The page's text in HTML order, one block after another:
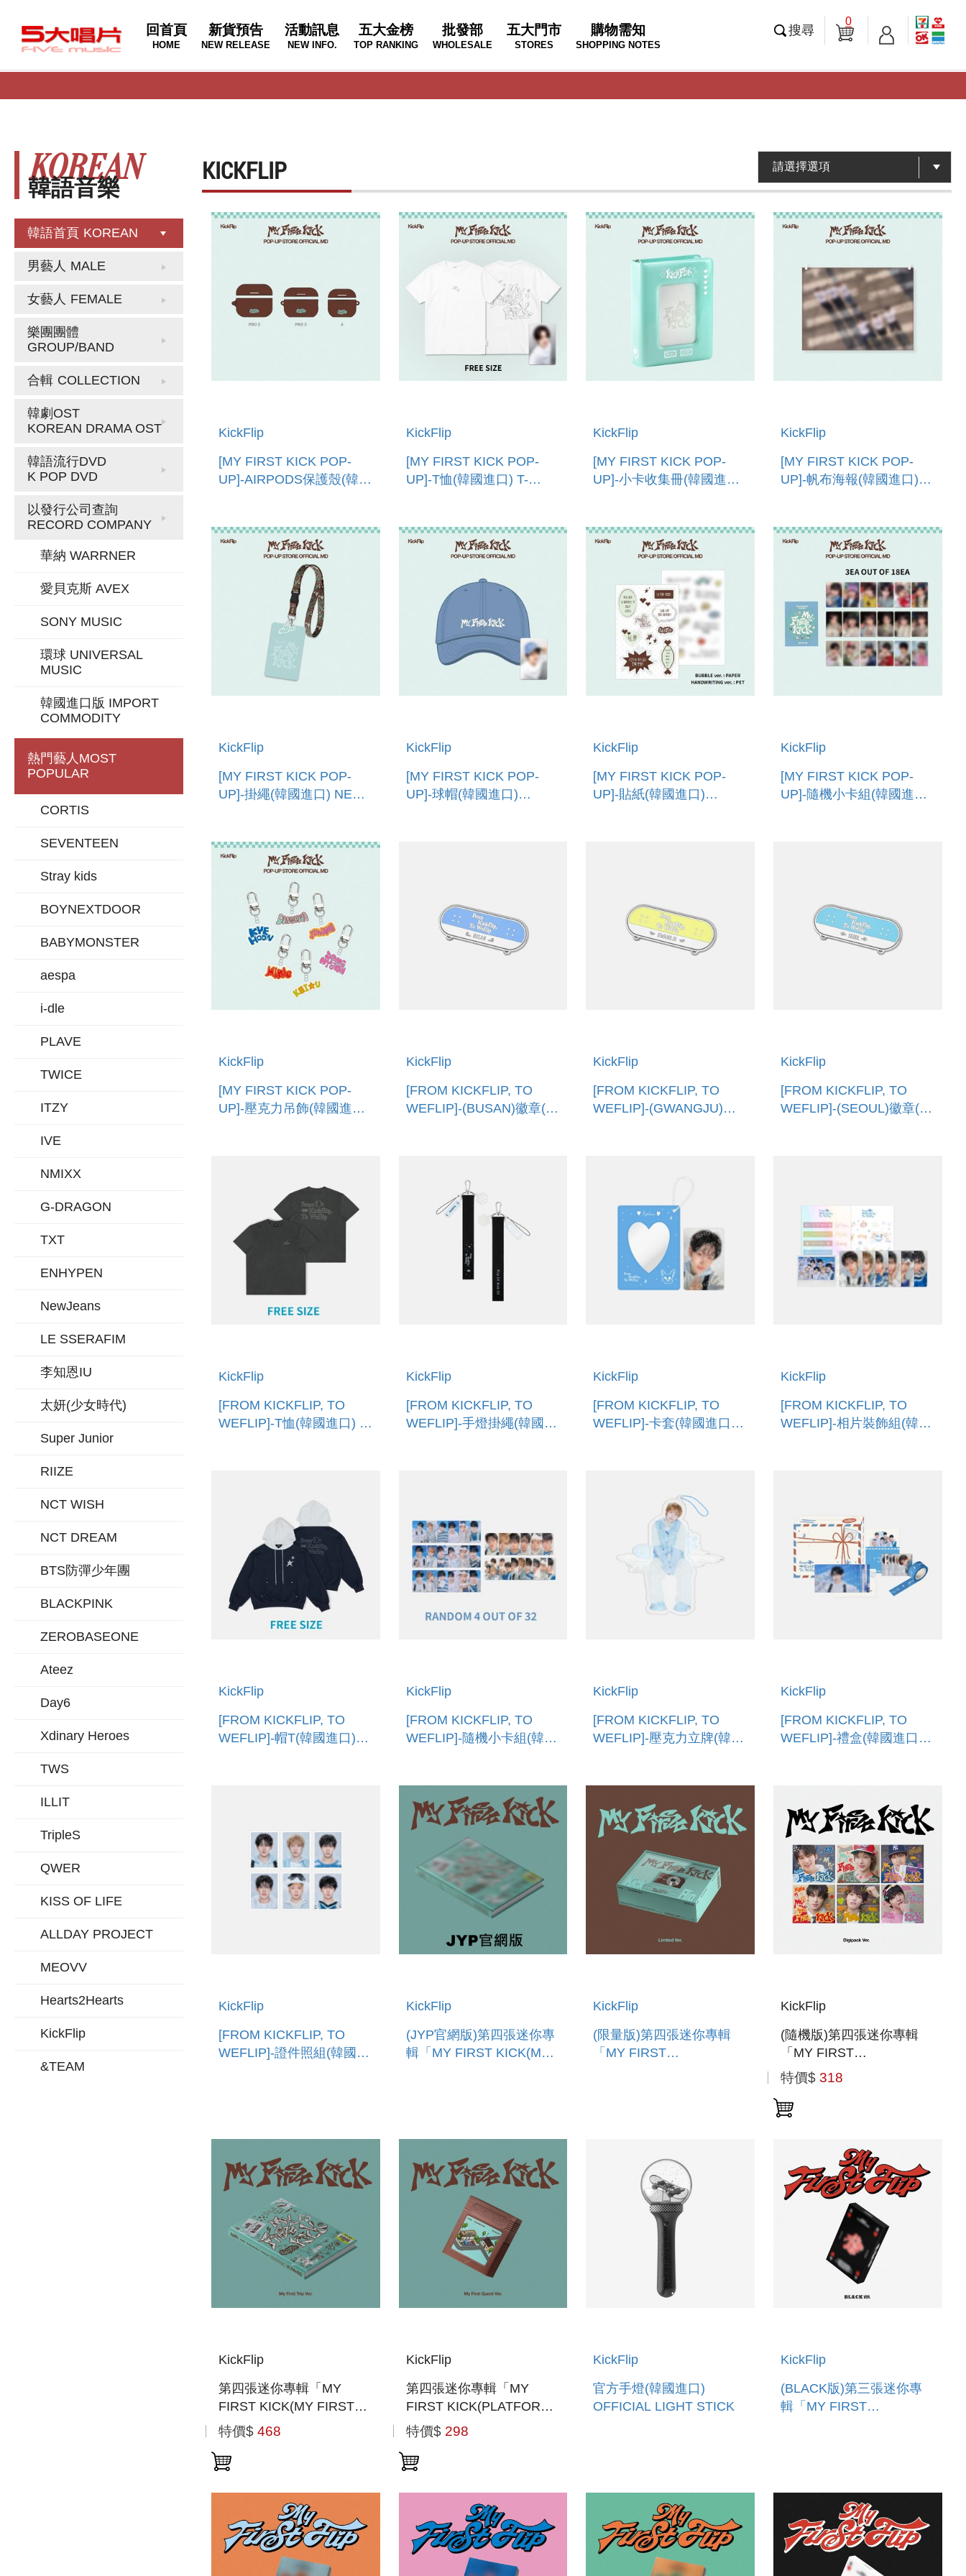
回首頁
HOME
新貨預告
NEW RELEASE
活動訊息
NEW INFO.
五大金榜
TOP RANKING
批發部
WHOLESALE
五大門市
STORES
購物需知
SHOPPING NOTES
搜尋
0
韓語音樂
KOREAN
韓語首頁 KOREAN
男藝人 MALE
女藝人 FEMALE
樂團團體
GROUP/BAND
合輯 COLLECTION
韓劇OST
KOREAN DRAMA OST
韓語流行DVD
K POP DVD
以發行公司查詢
RECORD COMPANY
華納 WARRNER
愛貝克斯 AVEX
SONY MUSIC
環球 UNIVERSAL
MUSIC
韓國進口版 IMPORT
COMMODITY
熱門藝人 MOST
POPULAR
CORTIS
SEVENTEEN
Stray kids
BOYNEXTDOOR
BABYMONSTER
aespa
i-dle
PLAVE
TWICE
ITZY
IVE
NMIXX
G-DRAGON
TXT
ENHYPEN
NewJeans
LE SSERAFIM
李知恩IU
太妍(少女時代)
Super Junior
RIIZE
NCT WISH
NCT DREAM
BTS防彈少年團
BLACKPINK
ZEROBASEONE
Ateez
Day6
Xdinary Heroes
TWS
ILLIT
TripleS
QWER
KISS OF LIFE
ALLDAY PROJECT
MEOVV
Hearts2Hearts
KickFlip
&TEAM
KICKFLIP
KickFlip
[MY FIRST KICK POP-
UP]-AIRPODS保護殼(韓國
KickFlip
[MY FIRST KICK POP-
UP]-T恤(韓國進口) T-
KickFlip
[MY FIRST KICK POP-
UP]-小卡收集冊(韓國進口)
KickFlip
[MY FIRST KICK POP-
UP]-帆布海報(韓國進口)
KickFlip
[MY FIRST KICK POP-
UP]-掛繩(韓國進口) NECK
KickFlip
[MY FIRST KICK POP-
UP]-球帽(韓國進口)
KickFlip
[MY FIRST KICK POP-
UP]-貼紙(韓國進口)
KickFlip
[MY FIRST KICK POP-
UP]-隨機小卡組(韓國進口)
KickFlip
[MY FIRST KICK POP-
UP]-壓克力吊飾(韓國進口)
KickFlip
[FROM KICKFLIP, TO
WEFLIP]-(BUSAN)徽章(韓
KickFlip
[FROM KICKFLIP, TO
WEFLIP]-(GWANGJU)徽
KickFlip
[FROM KICKFLIP, TO
WEFLIP]-(SEOUL)徽章(韓
KickFlip
[FROM KICKFLIP, TO
WEFLIP]-T恤(韓國進口) T-
KickFlip
[FROM KICKFLIP, TO
WEFLIP]-手燈掛繩(韓國進
KickFlip
[FROM KICKFLIP, TO
WEFLIP]-卡套(韓國進口)
KickFlip
[FROM KICKFLIP, TO
WEFLIP]-相片裝飾組(韓國
KickFlip
[FROM KICKFLIP, TO
WEFLIP]-帽T(韓國進口)
KickFlip
[FROM KICKFLIP, TO
WEFLIP]-隨機小卡組(韓國
KickFlip
[FROM KICKFLIP, TO
WEFLIP]-壓克力立牌(韓國
KickFlip
[FROM KICKFLIP, TO
WEFLIP]-禮盒(韓國進口)
KickFlip
[FROM KICKFLIP, TO
WEFLIP]-證件照組(韓國進
KickFlip
(JYP官網版)第四張迷你專
輯「MY FIRST KICK(MY
KickFlip
(限量版)第四張迷你專輯
「MY FIRST
KickFlip
(隨機版)第四張迷你專輯
「MY FIRST
KICK(DIGIPACK VER.)」
(韓國進口版)
特價$ 318
KickFlip
第四張迷你專輯「MY
FIRST KICK(MY FIRST
TRIP VER.)」(韓國進口版)
特價$ 468
KickFlip
第四張迷你專輯「MY
FIRST KICK(PLATFORM
VER.)」(韓國進口版)
特價$ 298
KickFlip
官方手燈(韓國進口)
OFFICIAL LIGHT STICK
KickFlip
(BLACK版)第三張迷你專
輯「MY FIRST